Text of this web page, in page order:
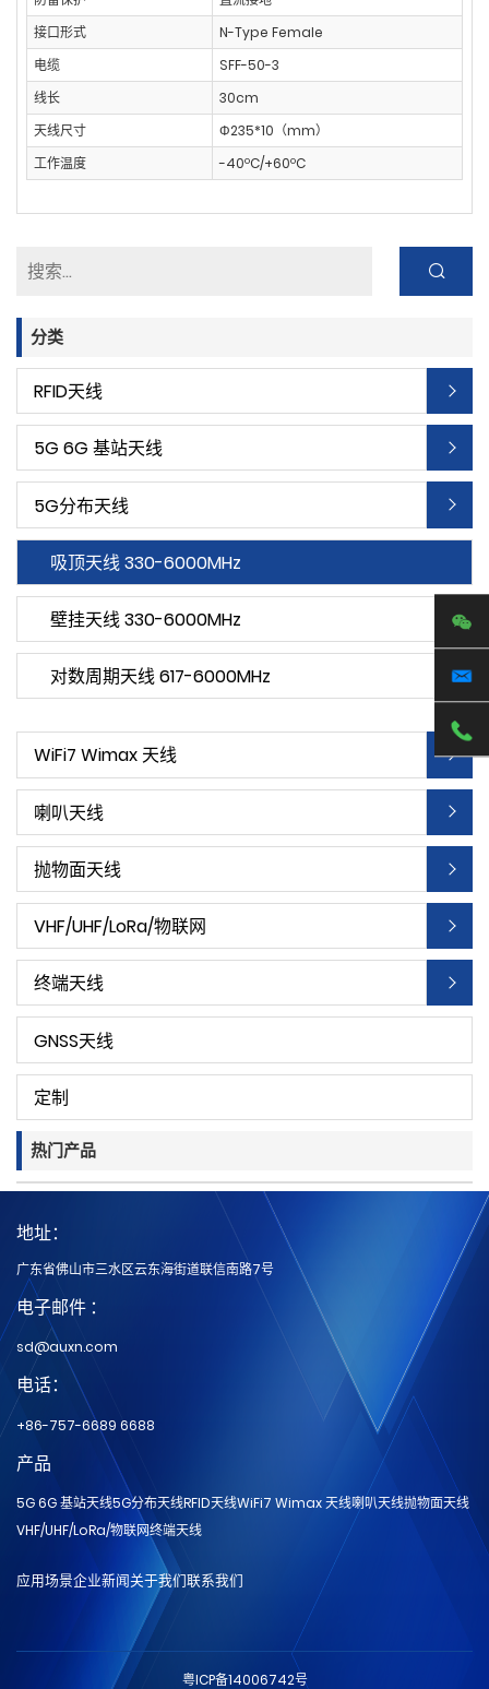
分类
RFID天线
5G 6G 基站天线
5G分布天线
吸顶天线 330-6000MHz
壁挂天线 330-6000MHz
对数周期天线 617-6000MHz
WiFi7 Wimax 天线
喇叭天线
抛物面天线
VHF/UHF/LoRa/物联网
终端天线
GNSS天线
定制
热门产品
接口形式
N-Type Female
电缆
SFF-50-3
线长
30cm
天线尺寸
Φ235*10（mm）
工作温度
-40ºC/+60ºC
地址：
广东省佛山市三水区云东海街道联信南路7号
电子邮件 ：
sd@auxn.com
电话：
+86-757-6689 6688
产品
5G 6G 基站天线5G分布天线RFID天线WiFi7 Wimax 天线喇叭天线抛物面天线
VHF/UHF/LoRa/物联网终端天线
应用场景企业新闻关于我们联系我们
粤ICP备14006742号